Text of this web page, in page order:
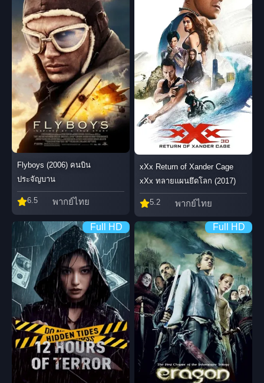
Flyboys (2006) คนบิน
ประจัญบาน
6.5 พากย์ไทย
xXx Return of Xander Cage
xXx ทลายแผนยึดโลก (2017)
5.2 พากย์ไทย
Full HD Full HD